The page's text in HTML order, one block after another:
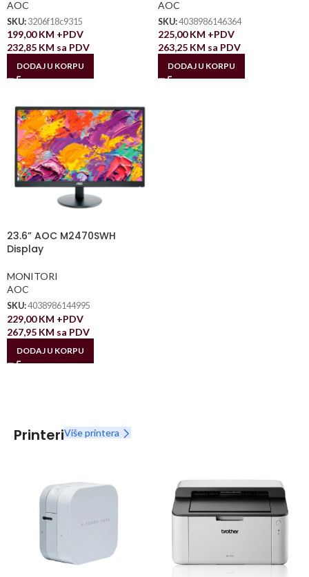
AOC
SKU: 3206f18c9315
199,00KM +PDV
232,85 KM sa PDV
DODAJ U KORPU
AOC
SKU:4038986146364
225,00KM +PDV
263,25 KM sa PDV
DODAJ U KORPU
23.6” AOC M2470SWH
Display
MONITORI
AOC
SKU:4038986144995
229,00KM +PDV
267,95 KM sa PDV
DODAJ U KORPU
PrinteriViše printera